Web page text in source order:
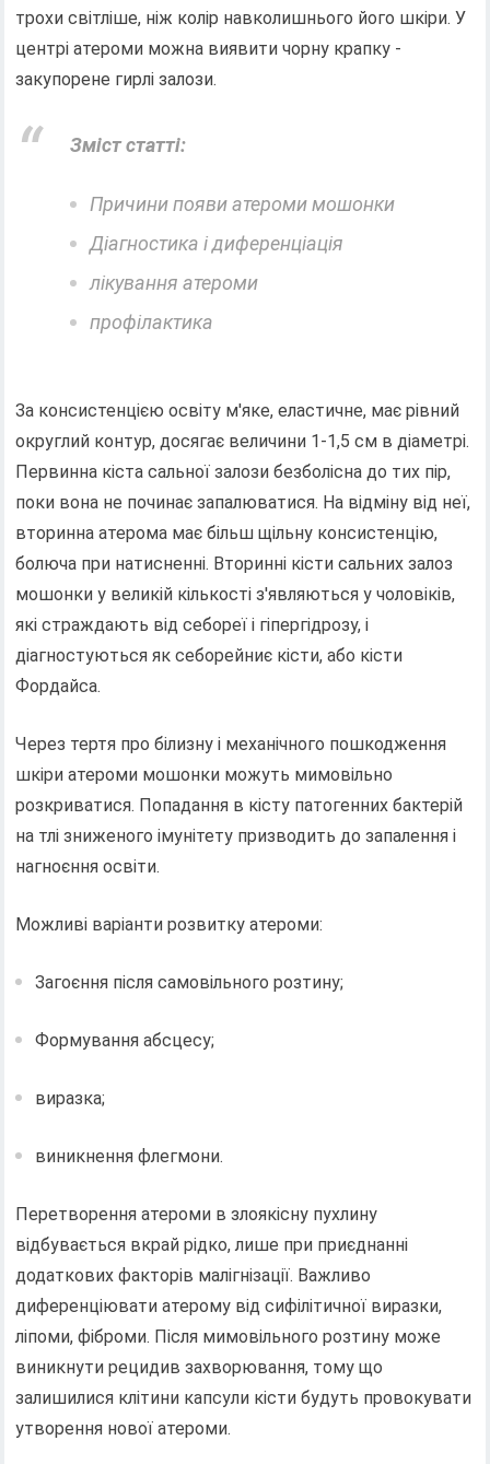
трохи світліше, ніж колір навколишнього його шкіри. У
центрі атероми можна виявити чорну крапку -
закупорене гирлі залози.
Зміст статті:
Причини появи атероми мошонки
Діагностика і диференціація
лікування атероми
профілактика
За консистенцією освіту м'яке, еластичне, має рівний
округлий контур, досягає величини 1-1,5 см в діаметрі.
Первинна кіста сальної залози безболісна до тих пір,
поки вона не починає запалюватися. На відміну від неї,
вторинна атерома має більш щільну консистенцію,
болюча при натисненні. Вторинні кісти сальних залоз
мошонки у великій кількості з'являються у чоловіків,
які страждають від себореї і гіпергідрозу, і
діагностуються як себорейниє кісти, або кісти
Фордайса.
Через тертя про білизну і механічного пошкодження
шкіри атероми мошонки можуть мимовільно
розкриватися. Попадання в кісту патогенних бактерій
на тлі зниженого імунітету призводить до запалення і
нагноєння освіти.
Можливі варіанти розвитку атероми:
Загоєння після самовільного розтину;
Формування абсцесу;
виразка;
виникнення флегмони.
Перетворення атероми в злоякісну пухлину
відбувається вкрай рідко, лише при приєднанні
додаткових факторів малігнізації. Важливо
диференціювати атерому від сифілітичної виразки,
ліпоми, фіброми. Після мимовільного розтину може
виникнути рецидив захворювання, тому що
залишилися клітини капсули кісти будуть провокувати
утворення нової атероми.